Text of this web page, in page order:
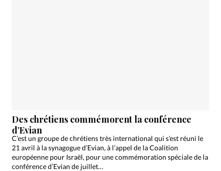
Des chrétiens commémorent la conférence
d’Evian
C’est un groupe de chrétiens très international qui s’est réuni le
21 avril à la synagogue d’Evian, à l’appel de la Coalition
européenne pour Israël, pour une commémoration spéciale de la
conférence d’Evian de juillet…